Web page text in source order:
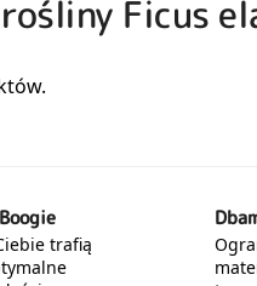
Ficus
trafią